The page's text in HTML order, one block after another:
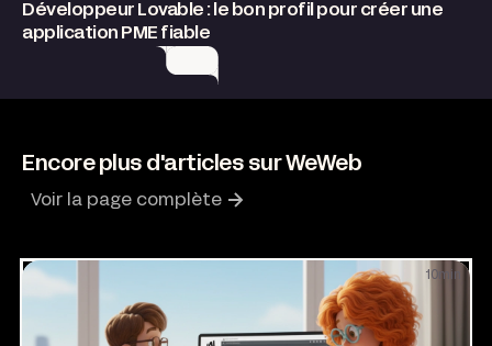
Développeur Lovable : le bon profil pour créer une
application PME fiable
Encore plus d'articles sur WeWeb
Voir la page complète
10 min